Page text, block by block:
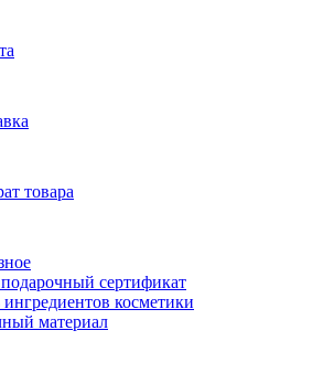
товара
сертификат
косметики
материал